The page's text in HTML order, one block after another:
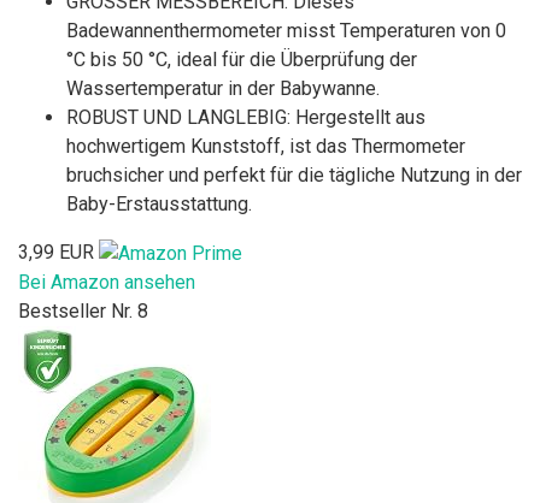
Badewannenthermometer misst Temperaturen von 0
°C bis 50 °C, ideal für die Überprüfung der
Wassertemperatur in der Babywanne.
ROBUST UND LANGLEBIG: Hergestellt aus
hochwertigem Kunststoff, ist das Thermometer
bruchsicher und perfekt für die tägliche Nutzung in der
Baby-Erstausstattung.
3,99 EUR
Bei Amazon ansehen
Bestseller Nr. 8